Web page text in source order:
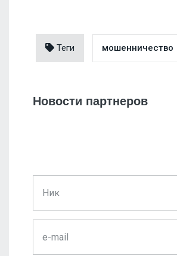
Теги мошенничество
Новости партнеров